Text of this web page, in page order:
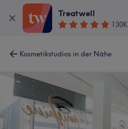
Treatwell
130K
Kosmetikstudios in der Nähe